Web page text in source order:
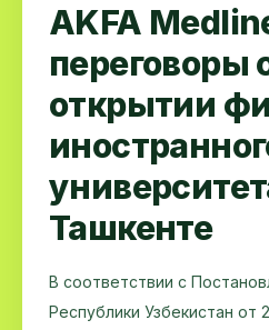
AKFA
переговоры
открытии
Ташкенте
В соответствии с
Республики Узбекистан от